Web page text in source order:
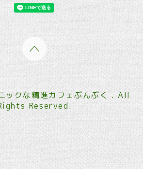
ックな精進カフェぶんぶく. All
Reserved.